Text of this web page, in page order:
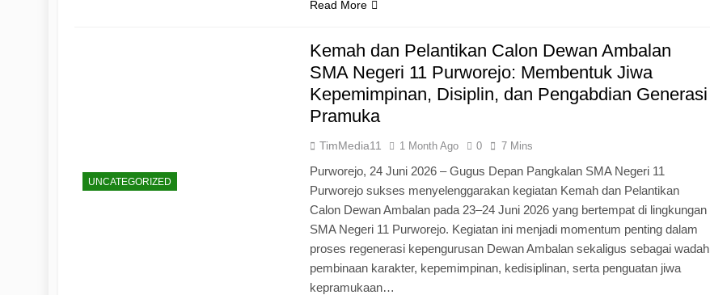
Read More
UNCATEGORIZED
Kemah dan Pelantikan Calon Dewan Ambalan
SMA Negeri 11 Purworejo: Membentuk Jiwa
Kepemimpinan, Disiplin, dan Pengabdian Generasi
Pramuka
TimMedia11 1 Month Ago 0 7 Mins
Purworejo, 24 Juni 2026 – Gugus Depan Pangkalan SMA Negeri 11
Purworejo sukses menyelenggarakan kegiatan Kemah dan Pelantikan
Calon Dewan Ambalan pada 23–24 Juni 2026 yang bertempat di lingkungan
SMA Negeri 11 Purworejo. Kegiatan ini menjadi momentum penting dalam
proses regenerasi kepengurusan Dewan Ambalan sekaligus sebagai wadah
pembinaan karakter, kepemimpinan, kedisiplinan, serta penguatan jiwa
kepramukaan…